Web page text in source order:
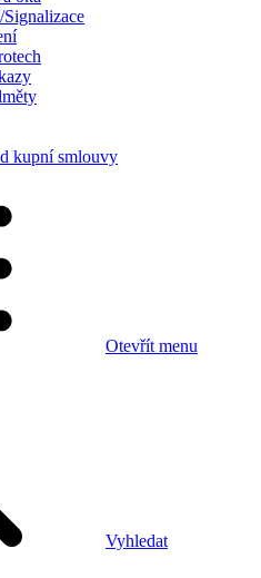
kupní smlouvy
Otevřít menu
Vyhledat